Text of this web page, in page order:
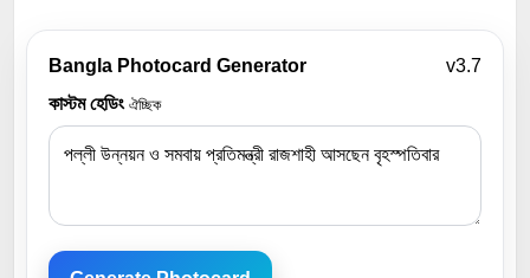
Bangla Photocard Generator
v3.7
কাস্টম হেডিং ঐচ্ছিক